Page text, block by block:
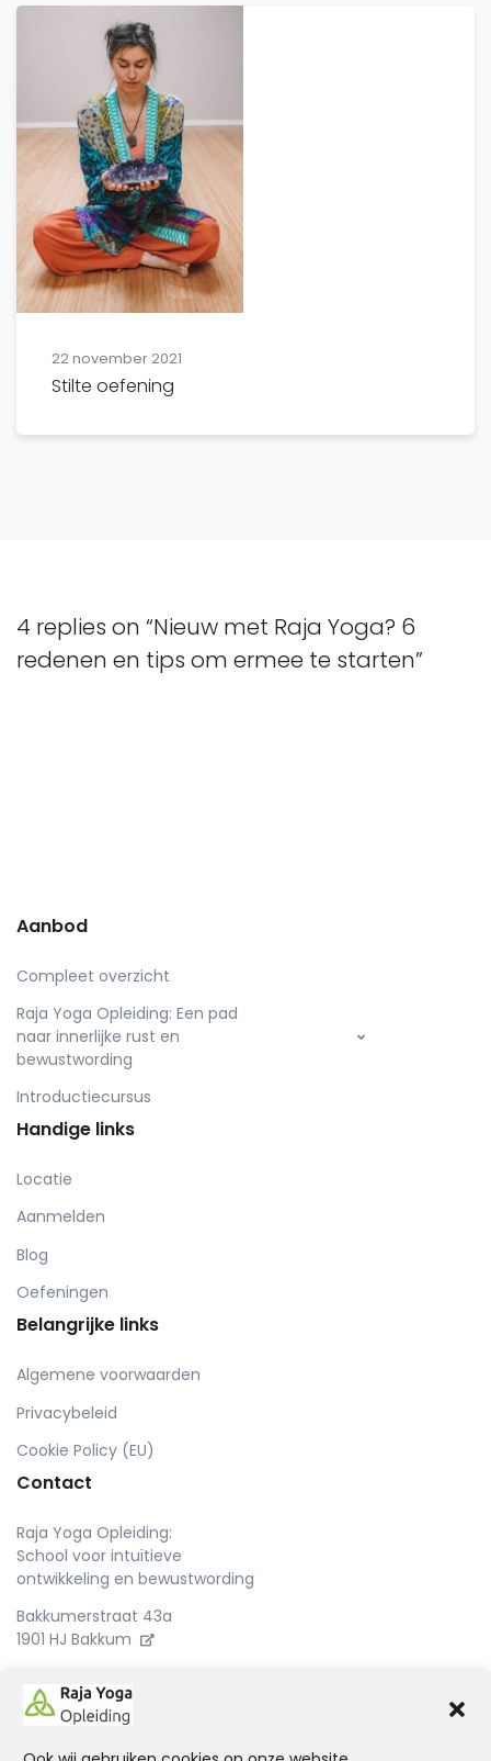
22 november 2021
Stilte oefening
4 replies on “Nieuw met Raja Yoga? 6
redenen en tips om ermee te starten”
Aanbod
Compleet overzicht
Raja Yoga Opleiding: Een pad
naar innerlijke rust en
bewustwording
Introductiecursus
Handige links
Locatie
Aanmelden
Blog
Oefeningen
Belangrijke links
Algemene voorwaarden
Privacybeleid
Cookie Policy (EU)
Contact
Raja Yoga Opleiding:
School voor intuïtieve
ontwikkeling en bewustwording
Bakkumerstraat 43a
1901 HJ Bakkum